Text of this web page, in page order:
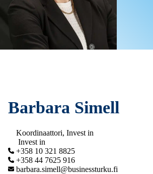
Barbara Simell
Koordinaattori, Invest in
Invest in
+358 10 321 8825
+358 44 7625 916
barbara.simell@businessturku.fi